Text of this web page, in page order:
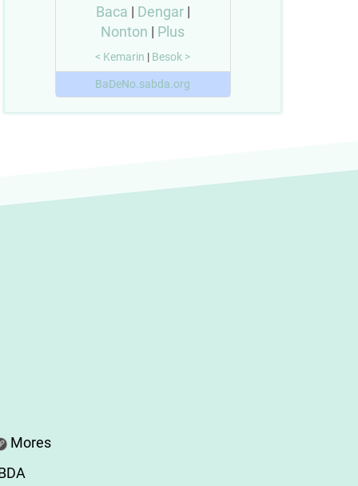
Baca | Dengar|
Nonton | Plus
< Kemarin | Besok >
BaDeNo.sabda.org
Mores